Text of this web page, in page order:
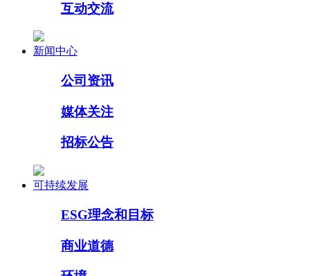
互动交流
新闻中心
公司资讯
媒体关注
招标公告
可持续发展
ESG理念和目标
商业道德